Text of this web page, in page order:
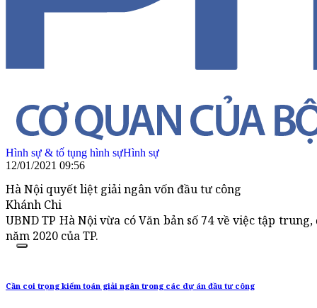
Hình sự & tố tụng hình sựHình sự
12/01/2021 09:56
Hà Nội quyết liệt giải ngân vốn đầu tư công
Khánh Chi
UBND TP Hà Nội vừa có Văn bản số 74 về việc tập
năm 2020 của TP.
Cần coi trọng kiểm toán giải ngân trong các dự án đầu tư công